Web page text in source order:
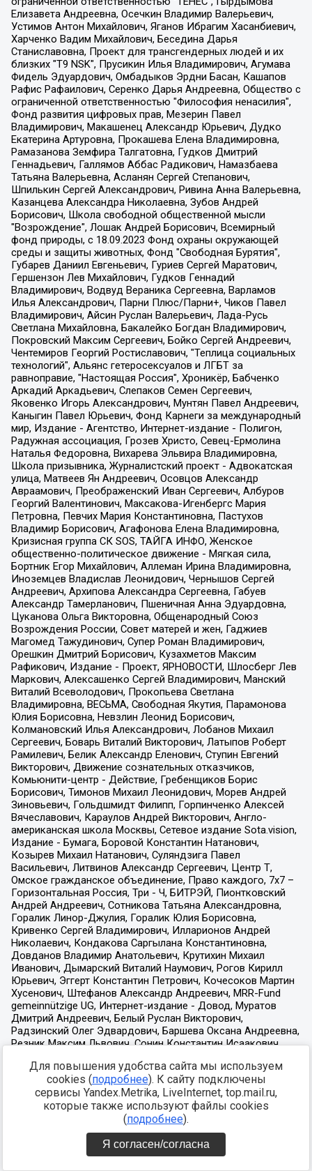
Для повышения удобства сайта мы используем
cookies (подробнее). К сайту подключены
сервисы Yandex.Metrika, LiveInternet, top.mail.ru,
которые также используют файлы cookies
(подробнее).
Я согласен/согласна